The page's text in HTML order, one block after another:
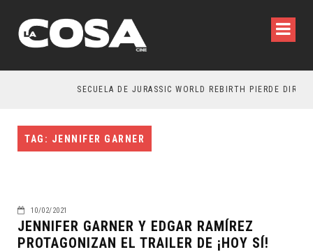
SECUELA DE JURASSIC WORLD REBIRTH PIERDE
TAG: JENNIFER GARNER
10/02/2021
JENNIFER GARNER Y EDGAR RAMÍREZ
PROTAGONIZAN EL TRAILER DE ¡HOY SÍ!